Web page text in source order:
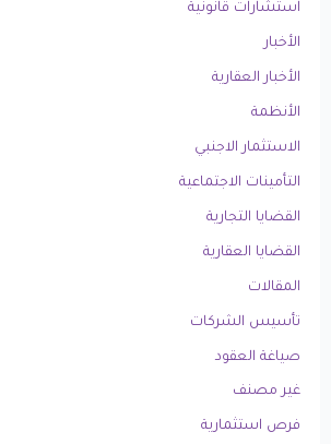
استشارات قانونية
الأخبار
الأخبار العقارية
الأنظمة
الاستثمار الاجنبي
التأمينات الاجتماعية
القضايا التجارية
القضايا العقارية
المقالات
تأسيس الشركات
صياغة العقود
غير مصنف
فرص استثمارية